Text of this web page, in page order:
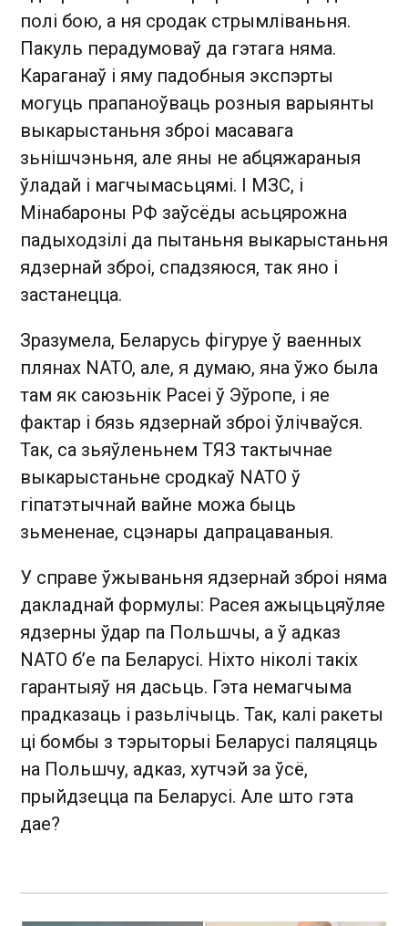
полі бою, а ня сродак стрымліваньня.
Пакуль перадумоваў да гэтага няма.
Караганаў і яму падобныя экспэрты
могуць прапаноўваць розныя варыянты
выкарыстаньня зброі масавага
зьнішчэньня, але яны не абцяжараныя
ўладай і магчымасьцямі. І МЗС, і
Мінабароны РФ заўсёды асьцярожна
падыходзілі да пытаньня выкарыстаньня
ядзернай зброі, спадзяюся, так яно і
застанецца.
Зразумела, Беларусь фігуруе ў ваенных
плянах NATO, але, я думаю, яна ўжо была
там як саюзьнік Расеі ў Эўропе, і яе
фактар і бязь ядзернай зброі ўлічваўся.
Так, са зьяўленьнем ТЯЗ тактычнае
выкарыстаньне сродкаў NATO ў
гіпатэтычнай вайне можа быць
зьмененае, сцэнары дапрацаваныя.
У справе ўжываньня ядзернай зброі няма
дакладнай формулы: Расея ажыцьцяўляе
ядзерны ўдар па Польшчы, а ў адказ
NATO бʼе па Беларусі. Ніхто ніколі такіх
гарантыяў ня дасьць. Гэта немагчыма
прадказаць і разьлічыць. Так, калі ракеты
ці бомбы з тэрыторыі Беларусі паляцяць
на Польшчу, адказ, хутчэй за ўсё,
прыйдзецца па Беларусі. Але што гэта
дае?